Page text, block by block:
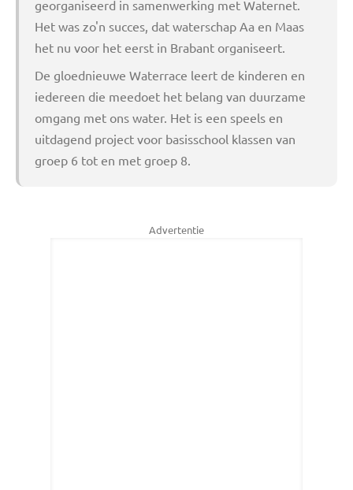
georganiseerd in samenwerking met Waternet.
Het was zo'n succes, dat waterschap Aa en Maas
het nu voor het eerst in Brabant organiseert.
De gloednieuwe Waterrace leert de kinderen en
iedereen die meedoet het belang van duurzame
omgang met ons water. Het is een speels en
uitdagend project voor basisschool klassen van
groep 6 tot en met groep 8.
Advertentie